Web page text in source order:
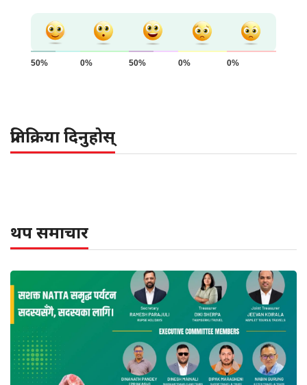
50% 0% 50% 0% 0%
प्रतिक्रिया दिनुहोस्
थप समाचार